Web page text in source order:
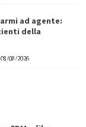
ad agente:
della
08/08/2026
chiave
transizione